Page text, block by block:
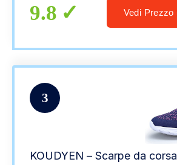
9.8 Vedi Prezzo
3
KOUDYEN – Scarpe da